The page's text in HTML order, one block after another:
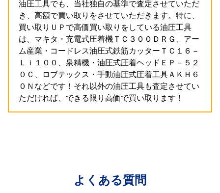
油圧工具でも、当社独自の基準で査定させていただ
き、高額で買い取りをさせていただきます。特に、
買い取りＵＰで高価買い取りをしている油圧工具
は、マキタ・充電式圧着機ＴＣ３００ＤＲＧ、アー
ム産業・コードレス油圧式鉄筋カッターＴＣ１６－
Ｌｉ１００、泉精機・油圧式圧着ヘッドＥＰ－５２
０Ｃ、ロブテックス・手動油圧式圧着工具ＡＫＨ６
０Ｎなどです！それ以外の油圧工具も査定させてい
ただければ、できる限り高価で買い取ります！
よくある質問